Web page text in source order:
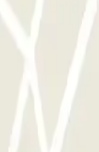
disponível em Parclick.